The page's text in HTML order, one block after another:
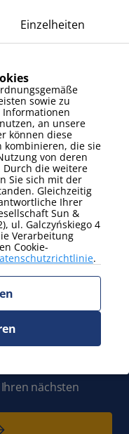
und
/ Terrasse
Sie mit
Ganz Polen
wartet auf
nächsten
Einzelheiten
sowie zu
Informationen
an unsere
können diese
kombinieren, die sie
von deren
die weitere
Sie sich mit der
Gleichzeitig
Ihrer
Sun &
ul. Galczyńskiego 4
Verarbeitung
Cookie-
.